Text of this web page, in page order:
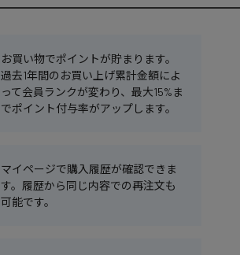
お買い物でポイントが貯まります。
過去1年間のお買い上げ累計金額によ
って会員ランクが変わり、最大15%ま
でポイント付与率がアップします。
マイページで購入履歴が確認できま
す。履歴から同じ内容での再注文も
可能です。